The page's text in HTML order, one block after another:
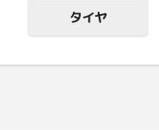
タイヤ